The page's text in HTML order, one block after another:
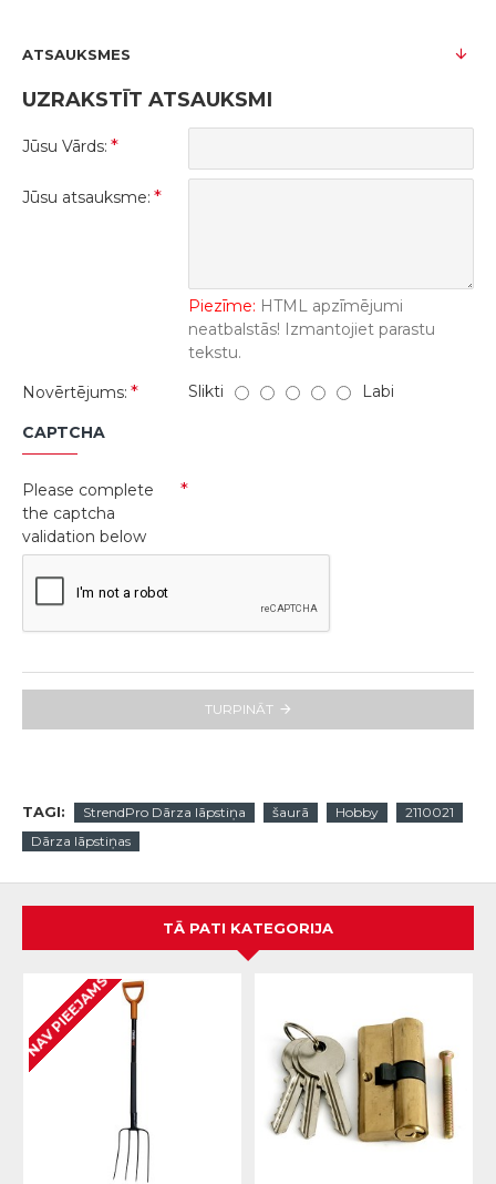
ATSAUKSMES
UZRAKSTĪT ATSAUKSMI
Jūsu Vārds:
Jūsu atsauksme:
Piezīme: HTML apzīmējumi
neatbalstās! Izmantojiet parastu
tekstu.
Novērtējums:
Slikti Labi
CAPTCHA
Please complete
the captcha
validation below
TURPINĀT
TAGI: StrendPro Dārza lāpstiņa šaurā Hobby
2110021
Dārza lāpstiņas
TĀ PATI KATEGORIJA
NAV PIEEJAMS